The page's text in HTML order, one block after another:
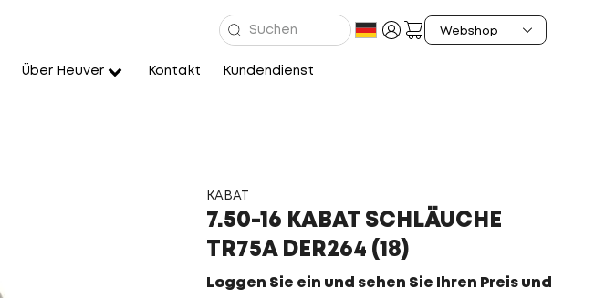
Über Heuver Kontakt Kundendienst
KABAT
7.50-16 KABAT SCHLÄUCHE
TR75A DER264 (18)
Loggen Sie ein und sehen Sie Ihren Preis und